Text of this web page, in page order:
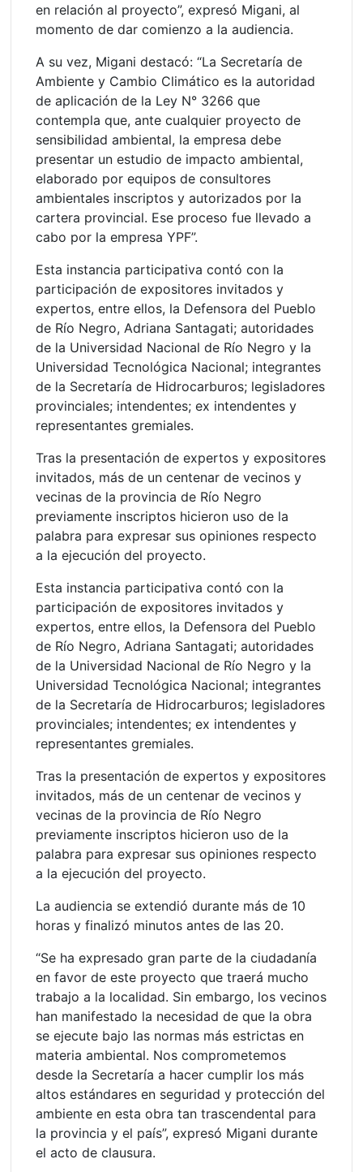
en relación al proyecto”, expresó Migani, al
momento de dar comienzo a la audiencia.
A su vez, Migani destacó: “La Secretaría de
Ambiente y Cambio Climático es la autoridad
de aplicación de la Ley N° 3266 que
contempla que, ante cualquier proyecto de
sensibilidad ambiental, la empresa debe
presentar un estudio de impacto ambiental,
elaborado por equipos de consultores
ambientales inscriptos y autorizados por la
cartera provincial. Ese proceso fue llevado a
cabo por la empresa YPF”.
Esta instancia participativa contó con la
participación de expositores invitados y
expertos, entre ellos, la Defensora del Pueblo
de Río Negro, Adriana Santagati; autoridades
de la Universidad Nacional de Río Negro y la
Universidad Tecnológica Nacional; integrantes
de la Secretaría de Hidrocarburos; legisladores
provinciales; intendentes; ex intendentes y
representantes gremiales.
Tras la presentación de expertos y expositores
invitados, más de un centenar de vecinos y
vecinas de la provincia de Río Negro
previamente inscriptos hicieron uso de la
palabra para expresar sus opiniones respecto
a la ejecución del proyecto.
Esta instancia participativa contó con la
participación de expositores invitados y
expertos, entre ellos, la Defensora del Pueblo
de Río Negro, Adriana Santagati; autoridades
de la Universidad Nacional de Río Negro y la
Universidad Tecnológica Nacional; integrantes
de la Secretaría de Hidrocarburos; legisladores
provinciales; intendentes; ex intendentes y
representantes gremiales.
Tras la presentación de expertos y expositores
invitados, más de un centenar de vecinos y
vecinas de la provincia de Río Negro
previamente inscriptos hicieron uso de la
palabra para expresar sus opiniones respecto
a la ejecución del proyecto.
La audiencia se extendió durante más de 10
horas y finalizó minutos antes de las 20.
“Se ha expresado gran parte de la ciudadanía
en favor de este proyecto que traerá mucho
trabajo a la localidad. Sin embargo, los vecinos
han manifestado la necesidad de que la obra
se ejecute bajo las normas más estrictas en
materia ambiental. Nos comprometemos
desde la Secretaría a hacer cumplir los más
altos estándares en seguridad y protección del
ambiente en esta obra tan trascendental para
la provincia y el país”, expresó Migani durante
el acto de clausura.